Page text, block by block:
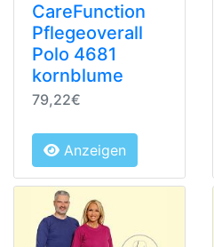
CareFunction
Pflegeoverall
Polo 4681
kornblume
79,22€
Anzeigen